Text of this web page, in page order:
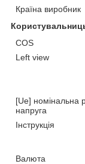
Країна виробник
COS
Left view
[Ue] номінальна
напруга
Інструкція
Валюта